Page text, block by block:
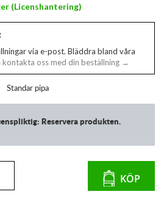
(Licenshantering)
via e-post. Bläddra bland våra
kontakta oss med din beställning →
Standar pipa
Reservera produkten.
KÖP